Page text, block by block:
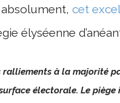
cet
élyséenne
ralliements à la majorité
électorale. Le